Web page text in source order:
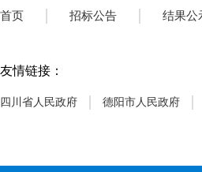
首页 招标公告 结果公
友情链接：
四川省人民政府 德阳市人民政府